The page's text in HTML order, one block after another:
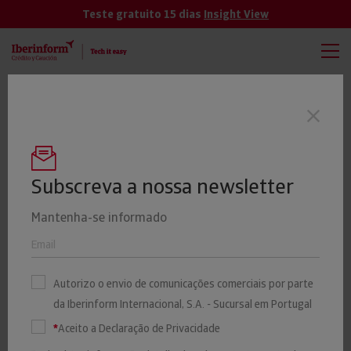
Teste gratuito 15 dias Insight View
Últimas notícias
70% das empresas sofrem
impactos negativos
significativos com os
atrasos nos pagamentos
Subscreva a nossa newsletter
Mantenha-se informado
Autorizo o envio de comunicações comerciais por parte
da Iberinform Internacional, S.A. - Sucursal em Portugal
*Aceito a Declaração de Privacidade